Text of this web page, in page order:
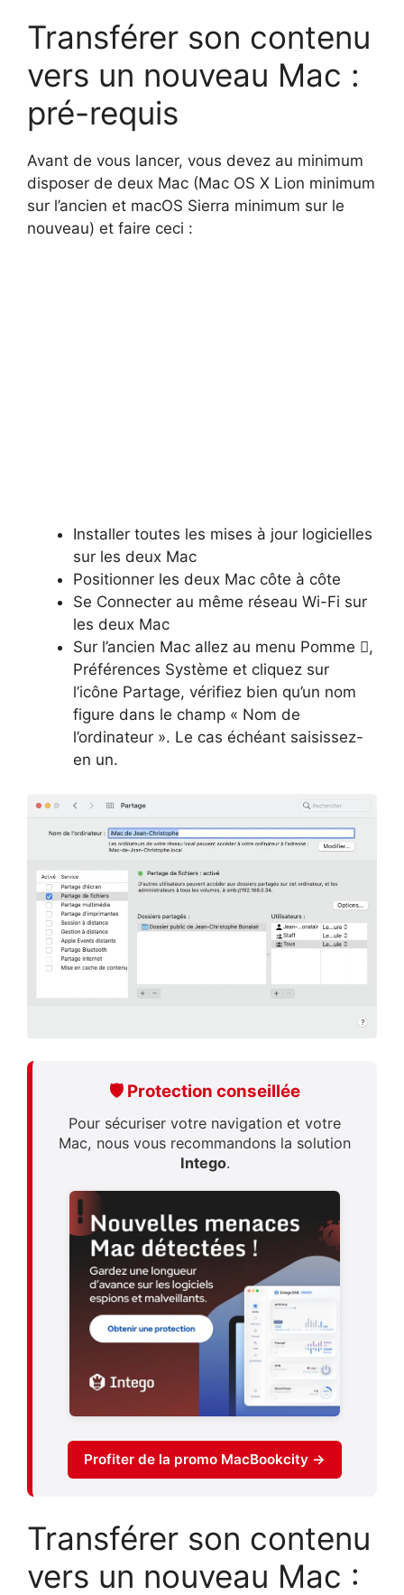
Transférer son contenu
vers un nouveau Mac :
pré-requis
Avant de vous lancer, vous devez au minimum
disposer de deux Mac (Mac OS X Lion minimum
sur l’ancien et macOS Sierra minimum sur le
nouveau) et faire ceci :
Installer toutes les mises à jour logicielles
sur les deux Mac
Positionner les deux Mac côte à côte
Se Connecter au même réseau Wi-Fi sur
les deux Mac
Sur l’ancien Mac allez au menu Pomme ,
Préférences Système et cliquez sur
l’icône Partage, vérifiez bien qu’un nom
figure dans le champ « Nom de
l’ordinateur ». Le cas échéant saisissez-
en un.
🛡️ Protection conseillée
Pour sécuriser votre navigation et votre
Mac, nous vous recommandons la solution
Intego.
Profiter de la promo MacBookcity →
Transférer son contenu
vers un nouveau Mac :